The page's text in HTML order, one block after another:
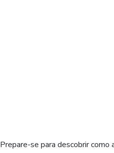
Prepare-se para descobrir como